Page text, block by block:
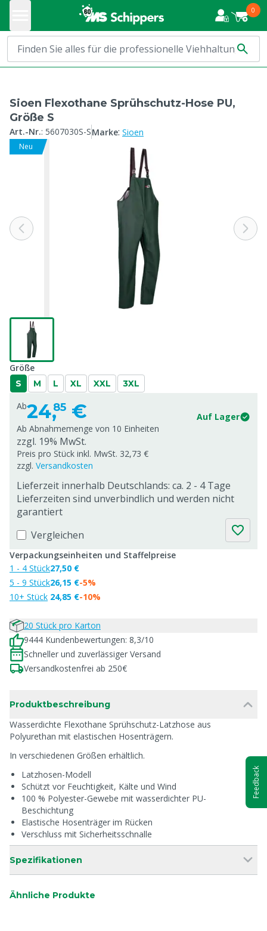
0
Sioen Flexothane Sprühschutz-Hose PU,
Größe S
Art.-Nr.: 5607030S-SMarke: Sioen
Neu
Größe
S M L XL XXL 3XL
Ab24,85 €
Auf Lager
Ab Abnahmemenge von 10 Einheiten
zzgl. 19% MwSt.
Preis pro Stück inkl. MwSt. 32,73 €
zzgl. Versandkosten
Lieferzeit innerhalb Deutschlands: ca. 2 - 4 Tage
Lieferzeiten sind unverbindlich und werden nicht
garantiert
Vergleichen
Verpackungseinheiten und Staffelpreise
1 - 4 Stück
5 - 9 Stück
10+ Stück
27,50 €
26,15 €
24,85 €
-5%
-10%
20 Stück pro Karton
9444 Kundenbewertungen: 8,3/10
Schneller und zuverlässiger Versand
Versandkostenfrei ab 250€
Produktbeschreibung
Wasserdichte Flexothane Sprühschutz-Latzhose aus
Polyurethan mit elastischen Hosenträgern.
In verschiedenen Größen erhältlich.
Latzhosen-Modell
Schützt vor Feuchtigkeit, Kälte und Wind
100 % Polyester-Gewebe mit wasserdichter PU-
Beschichtung
Elastische Hosenträger im Rücken
Verschluss mit Sicherheitsschnalle
Spezifikationen
Ähnliche Produkte
Feedback